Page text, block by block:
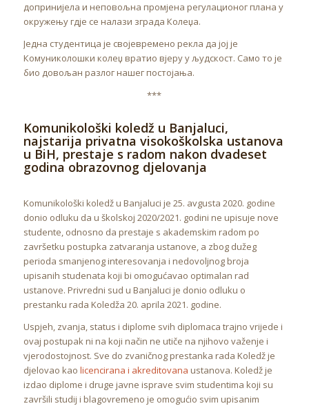
допринијела и неповољна промјена регулационог плана у
окружењу гдје се налази зграда Колеџа.
Једна студентица је својевремено рекла да јој је
Комуниколошки колеџ вратио вјеру у људскост. Само то је
био довољан разлог нашег постојања.
***
Komunikološki koledž u Banjaluci,
najstarija privatna visokoškolska ustanova
u BiH, prestaje s radom nakon dvadeset
godina obrazovnog djelovanja
Komunikološki koledž u Banjaluci je 25. avgusta 2020. godine
donio odluku da u školskoj 2020/2021. godini ne upisuje nove
studente, odnosno da prestaje s akademskim radom po
završetku postupka zatvaranja ustanove, a zbog dužeg
perioda smanjenog interesovanja i nedovoljnog broja
upisanih studenata koji bi omogućavao optimalan rad
ustanove. Privredni sud u Banjaluci je donio odluku o
prestanku rada Koledža 20. aprila 2021. godine.
Uspjeh, zvanja, status i diplome svih diplomaca trajno vrijede i
ovaj postupak ni na koji način ne utiče na njihovo važenje i
vjerodostojnost. Sve do zvaničnog prestanka rada Koledž je
djelovao kao licencirana i akreditovana ustanova. Koledž je
izdao diplome i druge javne isprave svim studentima koji su
završili studij i blagovremeno je omogućio svim upisanim